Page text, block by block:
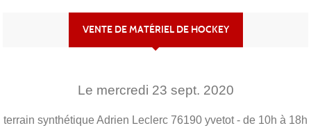
VENTE DE MATÉRIEL DE HOCKEY
Le mercredi 23 sept. 2020
terrain synthétique Adrien Leclerc 76190 yvetot - de 10h à 18h